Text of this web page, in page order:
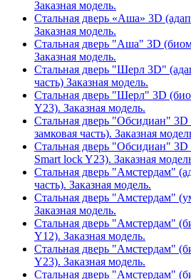
Заказная модель.
Стальная дверь «Аша» 3D
Заказная модель.
Стальная дверь "Аша" 3D
Заказная модель.
Стальная дверь "Шерл 3D"
часть) Заказная модель.
Стальная дверь "Шерл" 3D
Y23). Заказная модель.
Стальная дверь "Обсидиан" 3D
замковая часть). Заказная
Стальная дверь "Обсидиан"
Smart lock Y23). Заказная
Стальная дверь "Амстердам"
часть). Заказная модель.
Стальная дверь "Амстердам"
Заказная модель.
Стальная дверь "Амстердам"
Y12). Заказная модель.
Стальная дверь "Амстердам"
Y23). Заказная модель.
Стальная дверь "Амстердам"